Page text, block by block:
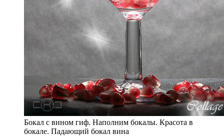
Бокал с вином гиф. Наполним бокалы. Красота в
бокале. Падающий бокал вина